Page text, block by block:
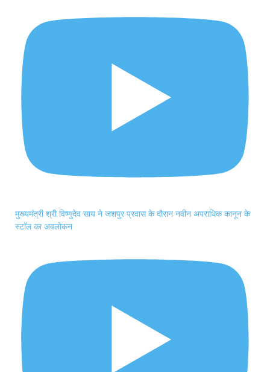
मुख्यमंत्री श्री विष्णुदेव साय ने जशपुर प्रवास के दौरान नवीन अपराधिक कानून के
स्टाॅल का अवलोकन